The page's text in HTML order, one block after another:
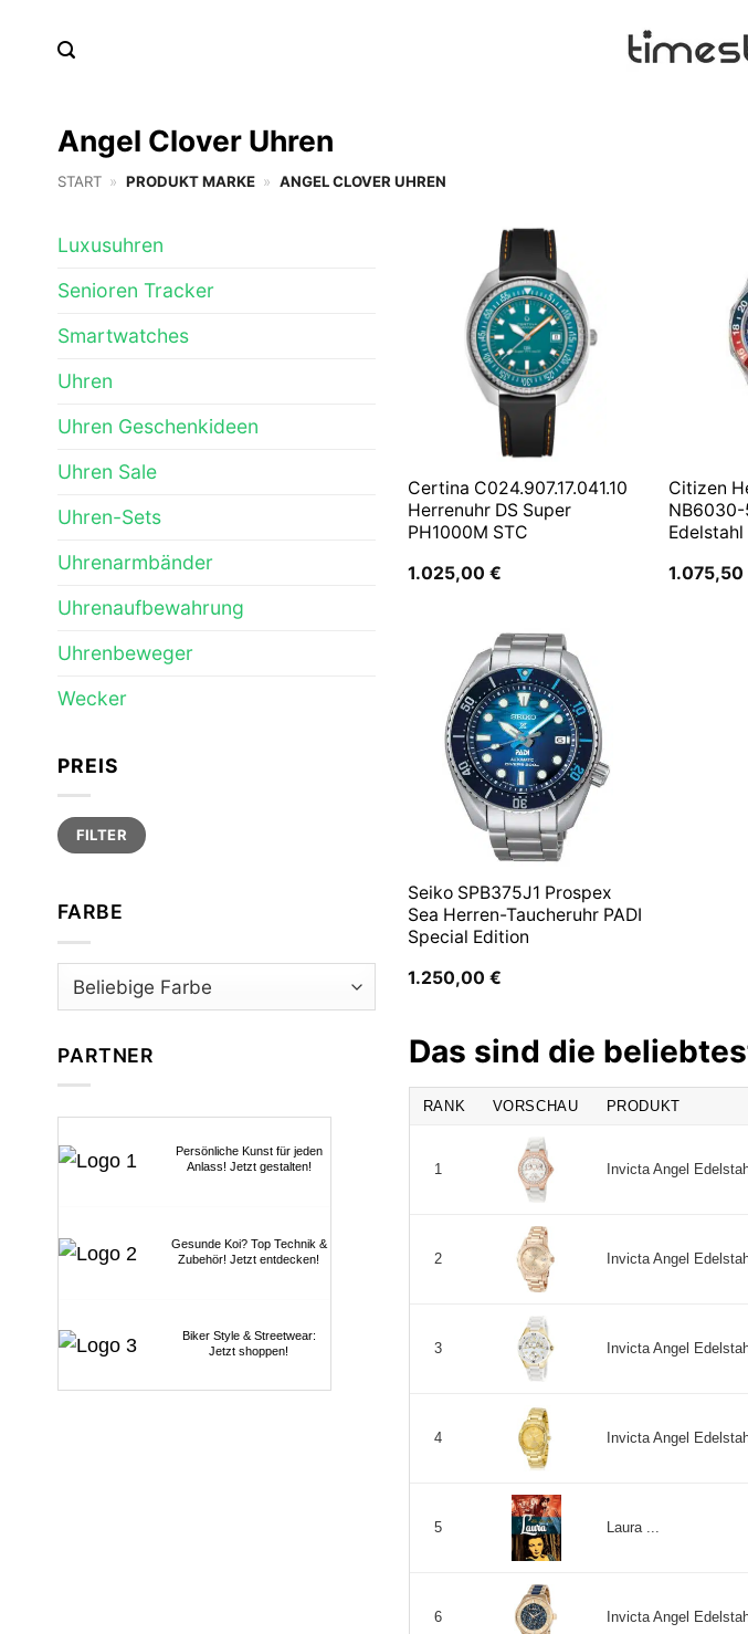
Angel Clover Uhren
START » PRODUKT MARKE » ANGEL CLOVER UHREN
Luxusuhren
Senioren Tracker
Smartwatches
Uhren
Uhren Geschenkideen
Uhren Sale
Uhren-Sets
Uhrenarmbänder
Uhrenaufbewahrung
Uhrenbeweger
Wecker
PREIS
Min.
Preis
Max.
PreisFILTER
FARBE
PARTNER
Persönliche Kunst für jeden
Anlass! Jetzt gestalten!
Gesunde Koi? Top Technik &
Zubehör! Jetzt entdecken!
Biker Style & Streetwear:
Jetzt shoppen!
Certina C024.907.17.041.10
Herrenuhr DS Super
PH1000M STC
1.025,00€
Citizen
NB6030-
Edelstahl
1.075,50
Seiko SPB375J1 Prospex
Sea Herren-Taucheruhr PADI
Special Edition
1.250,00€
Das sind die
RANK VORSCHAU PRODUKT
1 Invicta Angel
2 Invicta Angel
3 Invicta Angel
4 Invicta Angel
5 Laura ...
6 Invicta Angel